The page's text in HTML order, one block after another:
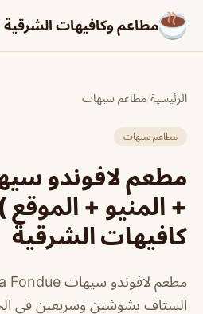
مطاعم وكافيهات الشرقية
الرئيسية/مطاعم سيهات
مطاعم سيهات
مطعم لافوندو
+ المنيو +
كافيهات الشرقية
الستاف بشوشين وسريعين في